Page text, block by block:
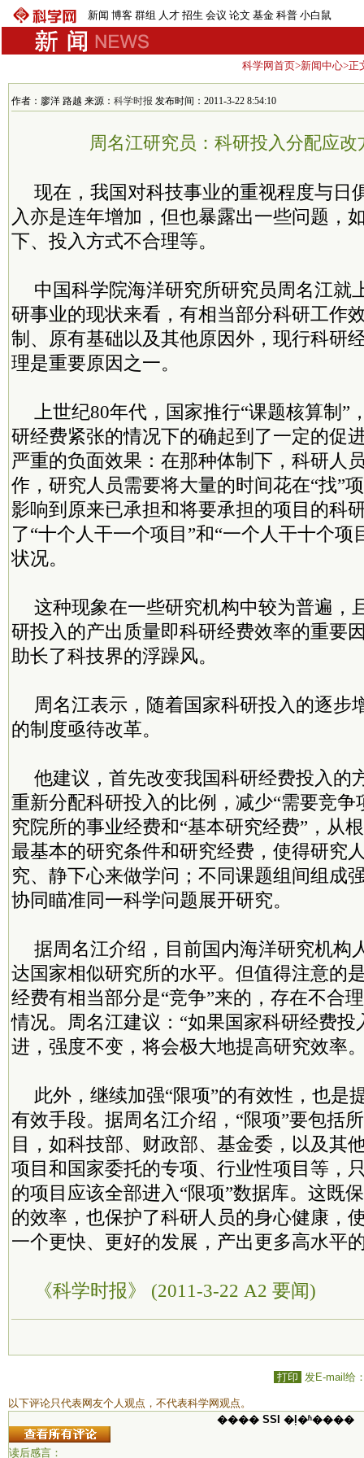
新闻 博客 群组 人才 招生 会议 论文 基金 科普 小白鼠
科学网首页>新闻中心>正
作者：廖洋 路越 来源： 科学时报 发布时间：2011-3-22 8:54:10
周名江研究员：科研投入分配应改
现在，我国对科技事业的重视程度与日
入亦是连年增加，但也暴露出一些问题，
下、投入方式不合理等。
中国科学院海洋研究所研究员周名江就
研事业的现状来看，有相当部分科研工作
制、原有基础以及其他原因外，现行科研
理是重要原因之一。
上世纪80年代，国家推行“课题核算制”
研经费紧张的情况下的确起到了一定的促
严重的负面效果：在那种体制下，科研人
作，研究人员需要将大量的时间花在“找”
影响到原来已承担和将要承担的项目的科
了“十个人干一个项目”和“一个人干十个项
状况。
这种现象在一些研究机构中较为普遍，
研投入的产出质量即科研经费效率的重要
助长了科技界的浮躁风。
周名江表示，随着国家科研投入的逐步
的制度亟待改革。
他建议，首先改变我国科研经费投入的
重新分配科研投入的比例，减少“需要竞争
究院所的事业经费和“基本研究经费”，从
最基本的研究条件和研究经费，使得研究
究、静下心来做学问；不同课题组间组成
协同瞄准同一科学问题展开研究。
据周名江介绍，目前国内海洋研究机构
达国家相似研究所的水平。但值得注意的
经费有相当部分是“竞争”来的，存在不合
情况。周名江建议：“如果国家科研经费投
进，强度不变，将会极大地提高研究效率
此外，继续加强“限项”的有效性，也是
有效手段。据周名江介绍，“限项”要包括
目，如科技部、财政部、基金委，以及其
项目和国家委托的专项、行业性项目等，
的项目应该全部进入“限项”数据库。这既
的效率，也保护了科研人员的身心健康，
一个更快、更好的发展，产出更多高水平
《科学时报》 (2011-3-22 A2 要闻)
打印 发E-mail给
以下评论只代表网友个人观点，不代表科学网观点。
���� SSI �ļ�ʱ����
读后感言：